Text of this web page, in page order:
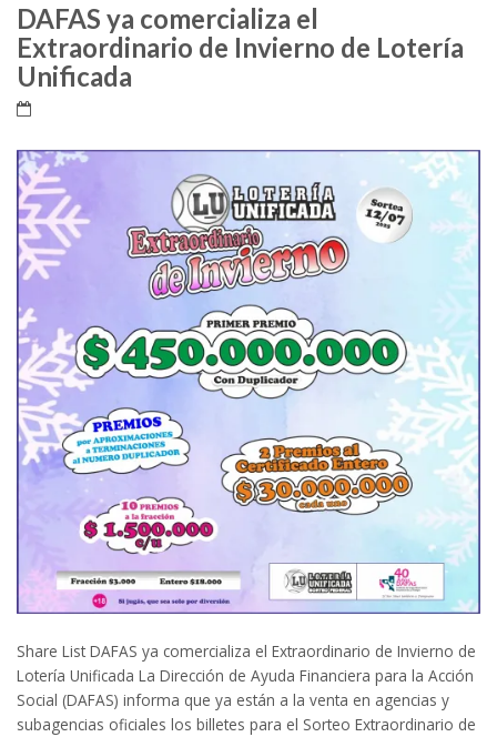
DAFAS ya comercializa el
Extraordinario de Invierno de Lotería
Unificada
Share List DAFAS ya comercializa el Extraordinario de Invierno de
Lotería Unificada La Dirección de Ayuda Financiera para la Acción
Social (DAFAS) informa que ya están a la venta en agencias y
subagencias oficiales los billetes para el Sorteo Extraordinario de